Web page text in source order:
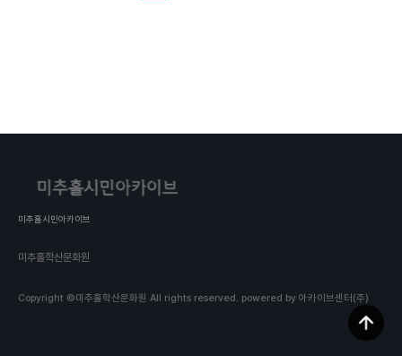
미추홀시민아카이브
미추홀학산문화원
Copyright ©미추홀학산문화원 All rights reserved. powered by 아카이브센터(주)